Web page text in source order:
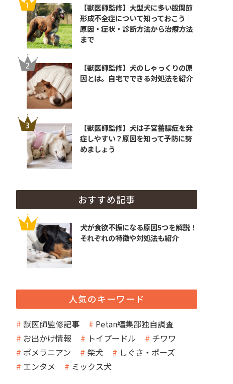
【獣医師監修】大型犬に多い股関節
形成不全症について知っておこう｜
原因・症状・診断方法から治療方法
まで
【獣医師監修】犬のしゃっくりの原
因とは。自宅でできる対処法を紹介
【獣医師監修】犬は子宮蓄膿症を発
症しやすい？原因を知って予防に努
めましょう
おすすめ記事
犬が食欲不振になる原因5つを解説！
それぞれの特徴や対処法も紹介
人気のキーワード
獣医師監修記事
Petan編集部独自調査
お出かけ情報
トイプードル
チワワ
ポメラニアン
柴犬
しぐさ・ポーズ
エンタメ
ミックス犬